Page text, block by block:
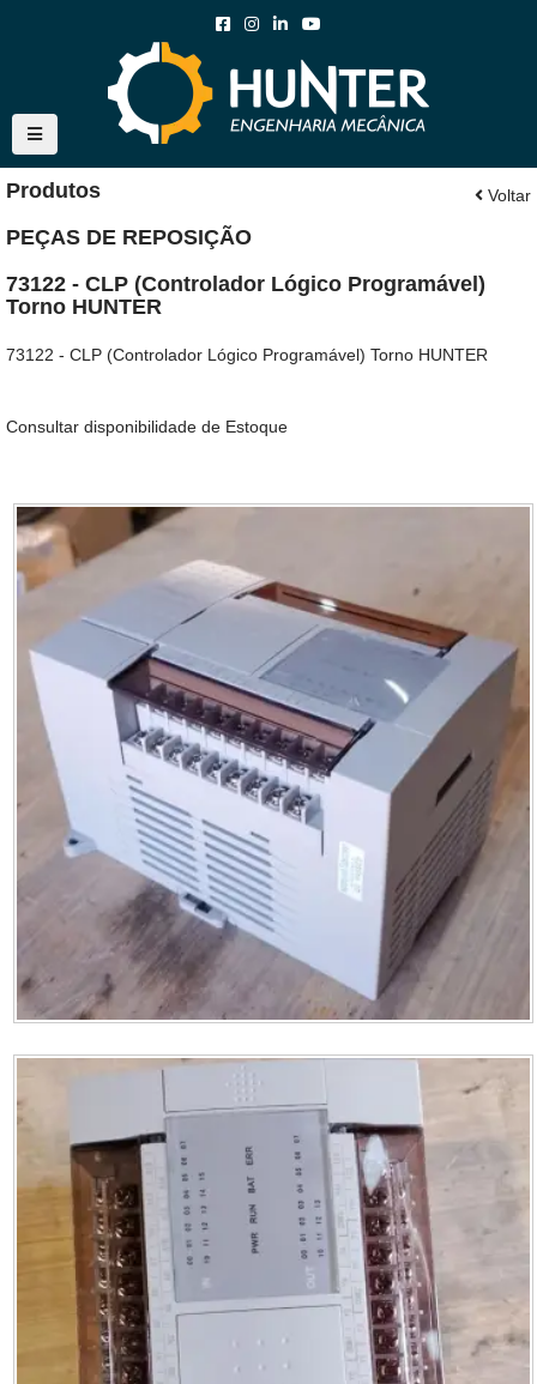
Produtos Voltar
PEÇAS DE REPOSIÇÃO
73122 - CLP (Controlador Lógico Programável)
Torno HUNTER
73122 - CLP (Controlador Lógico Programável) Torno HUNTER
Consultar disponibilidade de Estoque